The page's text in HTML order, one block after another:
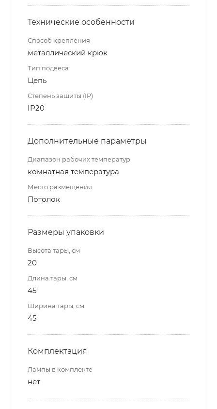
Технические особенности
Способ крепления
металлический крюк
Тип подвеса
Цепь
Степень защиты (IP)
IP20
Дополнительные параметры
Диапазон рабочих температур
комнатная температура
Место размещения
Потолок
Размеры упаковки
Высота тары, см
20
Длина тары, см
45
Ширина тары, см
45
Комплектация
Лампы в комплекте
нет